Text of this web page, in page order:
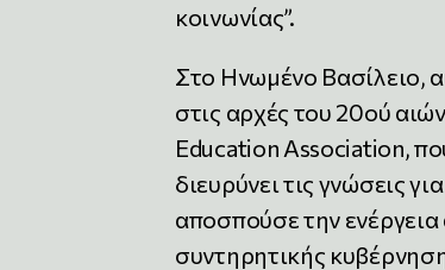
κοινωνίας”.
Στο Ηνωμένο Βασίλειο,
στις αρχές του 20ού
Education Association,
διευρύνει τις γνώσεις
αποσπούσε την
συντηρητικής